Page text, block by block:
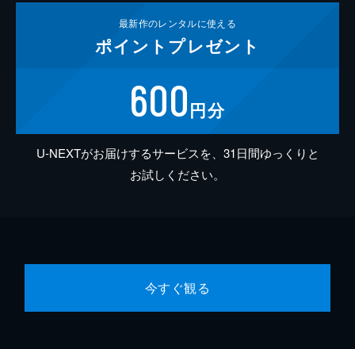
最新作のレンタルに使える
ポイント プレゼント
600円分
U-NEXTがお届けするサービスを、31日間ゆっくりと
お試しください。
今すぐ観る